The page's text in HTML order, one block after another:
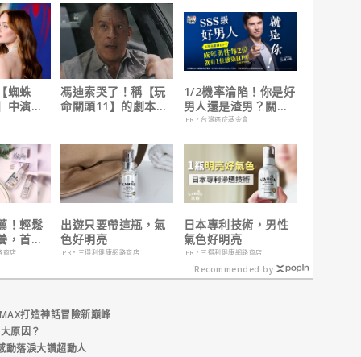
蜘蛛
中演的
馮迪索哭了！稱【玩
命關頭11】的劇本是
1/2機率淪陷！你是好
男人還是渣男？關鍵
在這
PR・台灣癌症基金會
！輕鬆
，首購
商店
出遊只要帶這瓶，氣
色好明亮
PR・三得利健康網路商店
日本專利技術，男性
氣色好明亮
PR・三得利健康網路商店
Recommended by
打造神話冒險新巔峰
原因？
動落淚大讚超動人